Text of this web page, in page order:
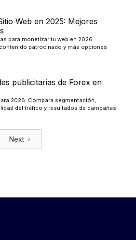
Web en 2025: Mejores
para monetizar tu web en 2026:
patrocinado y más opciones
publicitarias de Forex en
2026. Compara segmentación,
del tráfico y resultados de campañas.
Next